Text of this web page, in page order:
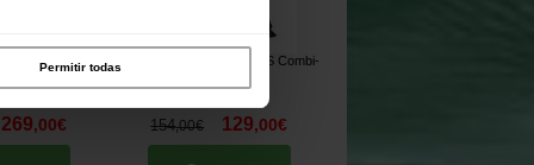
Permitir todas
Sonik AXS
Foam 6
]
269,00€
Silla Level Chair Sonik AXS Combi-
154,00€ 129,00€